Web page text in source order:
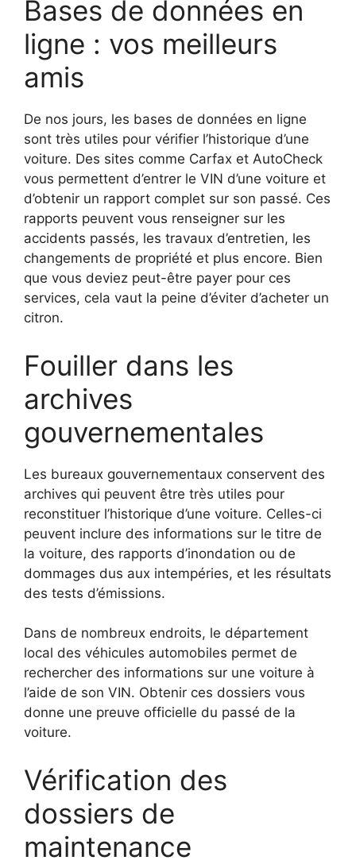
Bases de données en
ligne : vos meilleurs
amis
De nos jours, les bases de données en ligne
sont très utiles pour vérifier l’historique d’une
voiture. Des sites comme Carfax et AutoCheck
vous permettent d’entrer le VIN d’une voiture et
d’obtenir un rapport complet sur son passé. Ces
rapports peuvent vous renseigner sur les
accidents passés, les travaux d’entretien, les
changements de propriété et plus encore. Bien
que vous deviez peut-être payer pour ces
services, cela vaut la peine d’éviter d’acheter un
citron.
Fouiller dans les
archives
gouvernementales
Les bureaux gouvernementaux conservent des
archives qui peuvent être très utiles pour
reconstituer l’historique d’une voiture. Celles-ci
peuvent inclure des informations sur le titre de
la voiture, des rapports d’inondation ou de
dommages dus aux intempéries, et les résultats
des tests d’émissions.
Dans de nombreux endroits, le département
local des véhicules automobiles permet de
rechercher des informations sur une voiture à
l’aide de son VIN. Obtenir ces dossiers vous
donne une preuve officielle du passé de la
voiture.
Vérification des
dossiers de
maintenance